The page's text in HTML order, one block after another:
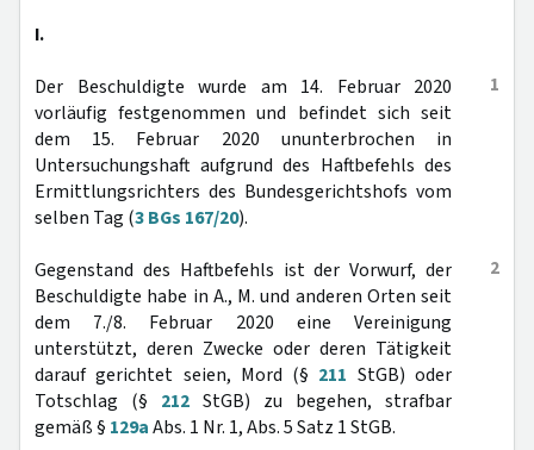
I.
1
Der Beschuldigte wurde am 14. Februar 2020
vorläufig festgenommen und befindet sich seit
dem 15. Februar 2020 ununterbrochen in
Untersuchungshaft aufgrund des Haftbefehls des
Ermittlungsrichters des Bundesgerichtshofs vom
selben Tag (3 BGs 167/20).
2
Gegenstand des Haftbefehls ist der Vorwurf, der
Beschuldigte habe in A., M. und anderen Orten seit
dem 7./8. Februar 2020 eine Vereinigung
unterstützt, deren Zwecke oder deren Tätigkeit
darauf gerichtet seien, Mord (§ 211 StGB) oder
Totschlag (§ 212 StGB) zu begehen, strafbar
gemäß § 129aAbs. 1 Nr. 1, Abs. 5 Satz 1 StGB.